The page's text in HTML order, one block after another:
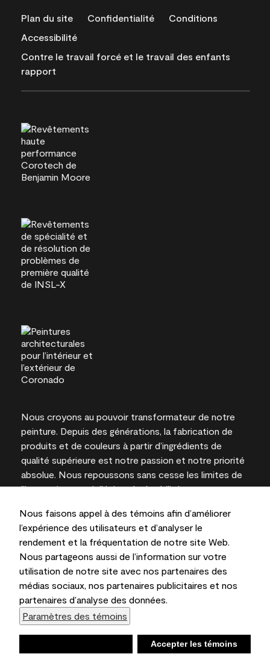
Nous faisons appel à des témoins afin d’améliorer
l’expérience des utilisateurs et d’analyser le
rendement et la fréquentation de notre site Web.
Nous partageons aussi de l’information sur votre
utilisation de notre site avec nos partenaires des
médias sociaux, nos partenaires publicitaires et nos
partenaires d’analyse des données.
Paramètres des témoins
Accepter les témoins
Plan du site Confidentialité
Conditions
Accessibilité
Contre le travail forcé et le travail des enfants
rapport
Nous croyons au pouvoir transformateur de notre
peinture. Depuis des générations, la fabrication de
produits et de couleurs à partir d’ingrédients de
qualité supérieure est notre passion et notre priorité
absolue. Nous repoussons sans cesse les limites de
l’innovation et privilégions la durabilité pour
l’expertise locale.
Les couleurs représentées à l’écran et sur les
documents imprimés peuvent différer des couleurs
en contenant.